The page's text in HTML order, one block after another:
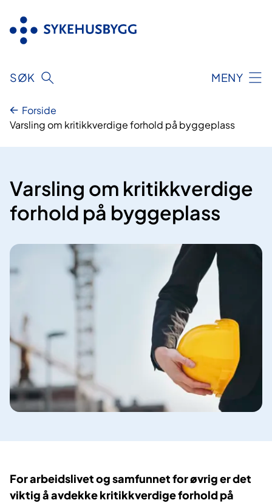
innhold
SØK MENY
Forside
Varsling om kritikkverdige forhold på byggeplass
Varsling om kritikkverdige
forhold på byggeplass
For arbeidslivet og samfunnet for øvrig er det
viktig å avdekke kritikkverdige forhold på